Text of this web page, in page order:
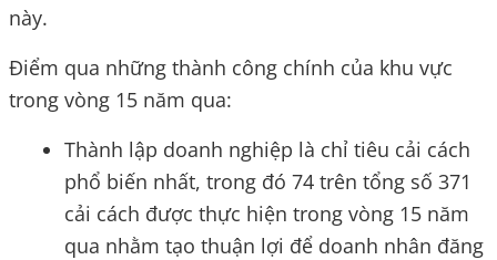
này.
Điểm qua những thành công chính của khu vực
trong vòng 15 năm qua:
Thành lập doanh nghiệp là chỉ tiêu cải cách
phổ biến nhất, trong đó 74 trên tổng số 371
cải cách được thực hiện trong vòng 15 năm
qua nhằm tạo thuận lợi để doanh nhân đăng